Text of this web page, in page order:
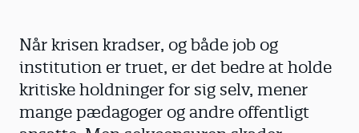
Når krisen kradser, og både job og
institution er truet, er det bedre at holde
kritiske holdninger for sig selv, mener
mange pædagoger og andre offentligt